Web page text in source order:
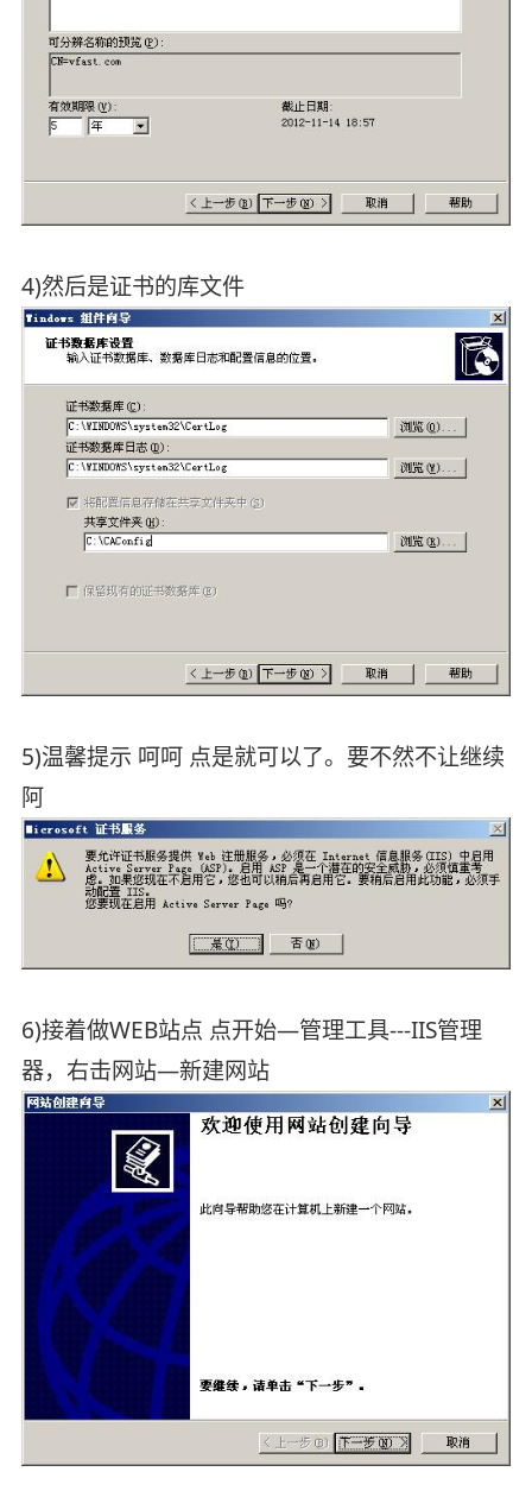
4)然后是证书的库文件
5)温馨提示 呵呵 点是就可以了。要不然不让继续
阿
6)接着做WEB站点 点开始—管理工具---IIS管理
器，右击网站—新建网站